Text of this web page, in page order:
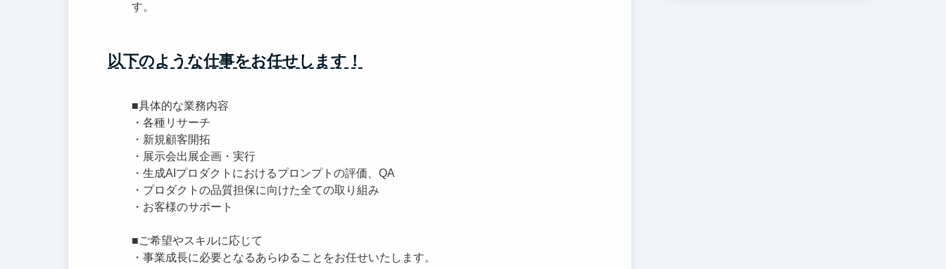
す。
以下のような仕事をお任せします！
■具体的な業務内容
・各種リサーチ
・新規顧客開拓
・展示会出展企画・実行
・生成AIプロダクトにおけるプロンプトの評価、QA
・プロダクトの品質担保に向けた全ての取り組み
・お客様のサポート
■ご希望やスキルに応じて
・事業成長に必要となるあらゆることをお任せいたします。